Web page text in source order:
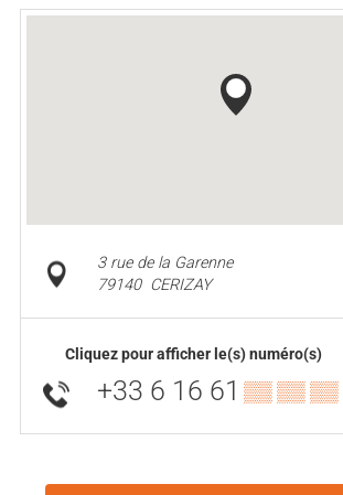
3 rue de la Garenne
79140 CERIZAY
Cliquez pour afficher le(s) numéro(s)
+33 6 16 61 ▒▒ ▒▒ ▒▒